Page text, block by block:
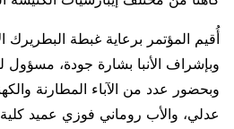
أُقيم المؤتمر برعاية غبطة البطريرك
وبإشراف الأنبا بشارة جودة، مسؤول
وبحضور عدد من الآباء المطارنة
عدلي، والأب روماني فوزي عميد كلية